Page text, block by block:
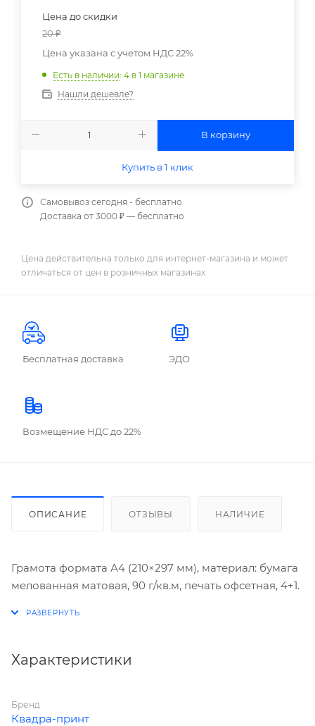
Цена до скидки
20₽
Цена указана с учетом НДС 22%
Есть в наличии: 4 в 1 магазине
Нашли дешевле?
В корзину
Купить в 1 клик
Самовывоз сегодня - бесплатно
Доставка от 3000 ₽ — бесплатно
Цена действительна только для интернет-магазина и может
отличаться от цен в розничных магазинах
Бесплатная доставка ЭДО
Возмещение НДС до 22%
ОПИСАНИЕ ОТЗЫВЫ НАЛИЧИЕ
Грамота формата А4 (210×297 мм), материал: бумага
мелованная матовая, 90 г/кв.м, печать офсетная, 4+1.
Характеристики
Бренд
Квадра-принт